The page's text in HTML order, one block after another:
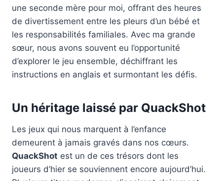
une seconde mère pour moi, offrant des heures
de divertissement entre les pleurs d’un bébé et
les responsabilités familiales. Avec ma grande
sœur, nous avons souvent eu l’opportunité
d’explorer le jeu ensemble, déchiffrant les
instructions en anglais et surmontant les défis.
Un héritage laissé par QuackShot
Les jeux qui nous marquent à l’enfance
demeurent à jamais gravés dans nos cœurs.
QuackShot est un de ces trésors dont les
joueurs d’hier se souviennent encore aujourd’hui.